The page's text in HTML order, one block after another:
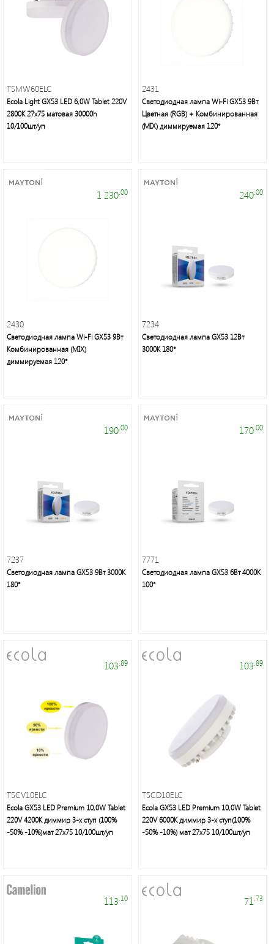
T5MW60ELC
Ecola Light GX53 LED 6,0W Tablet 220V
2800K 27x75 матовая 30000h
10/100шт/уп
2431
Светодиодная лампа Wi-Fi GX53 9Вт
Цветная (RGB) + Комбинированная
(MIX) диммируемая 120°
1 230.00
2430
Светодиодная лампа Wi-Fi GX53 9Вт
Комбинированная (MIX)
диммируемая 120°
240.00
7234
Светодиодная лампа GX53 12Вт
3000K 180°
190.00
7237
Светодиодная лампа GX53 9Вт 3000K
180°
170.00
7771
Светодиодная лампа GX53 6Вт 4000K
100°
103 .89
T5CV10ELC
Ecola GX53 LED Premium 10,0W Tablet
220V 4200K диммир 3-х ступ (100%
-50% -10%)мат 27х75 10/100шт/уп
103 .89
T5CD10ELC
Ecola GX53 LED Premium 10,0W Tablet
220V 6000K диммир 3-х ступ(100%
-50% -10%) мат 27x75 10/100шт/уп
113 .10 71 .73